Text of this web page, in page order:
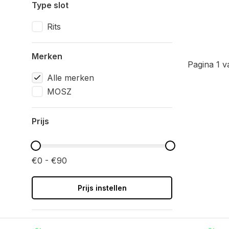
Type slot
Rits
Merken
Alle merken
MOSZ
Prijs
€0 - €90
Prijs instellen
Pagina 1